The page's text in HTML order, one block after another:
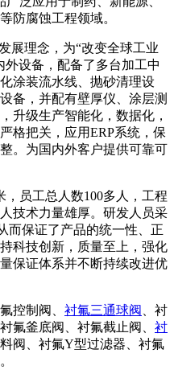
防腐蚀工程领域。
展理念，为“改变全球工业
设备，配备了多台加工中
涂装流水线、抛砂清理设
备，并配有壁厚仪、涂层测
升级生产智能化，数据化，
格把关，应用ERP系统，保
。为国内外客户提供可靠可
，员工总人数100多人，工程
技术力量雄厚。研发人员采
而保证了产品的统一性、正
科技创新，质量至上，强化
保证体系并不断持续改进优
控制阀、 衬氟三通球阀
、衬
衬氟釜底阀、衬氟截止阀、 衬
阀、衬氟Y型过滤器、衬氟